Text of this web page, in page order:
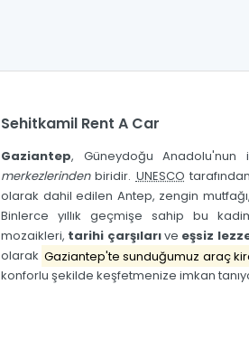
Sehitkamil Rent A Car
Gaziantep, Güneydoğu
merkezlerindenbiridir. UNESCO
olarak dahil edilen Antep, zengin
Binlerce yıllık geçmişe sahip bu
mozaikleri, tarihi çarşılarıve eşsiz
olarak Gaziantep'te sunduğumuz araç
konforlu şekilde keşfetmenize imkan